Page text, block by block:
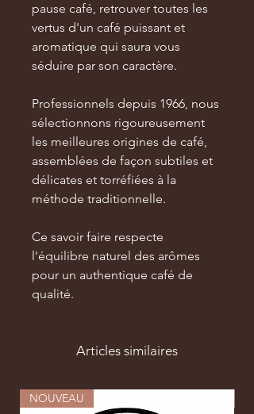
pause café, retrouver toutes les
vertus d'un café puissant et
aromatique qui saura vous
séduire par son caractère.
Professionnels depuis 1966, nous
sélectionnons rigoureusement
les meilleures origines de café,
assemblées de façon subtiles et
délicates et torréfiées à la
méthode traditionnelle.
Ce savoir faire respecte
l'équilibre naturel des arômes
pour un authentique café de
qualité.
Articles similaires
NOUVEAU